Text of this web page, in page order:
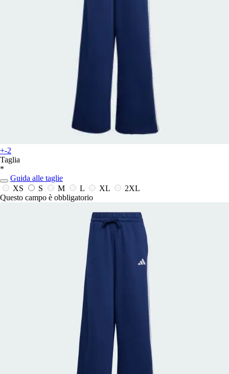
+-2
Taglia
*
Guida alle taglie
XS
S M L XL
2XL
Questo campo è obbligatorio